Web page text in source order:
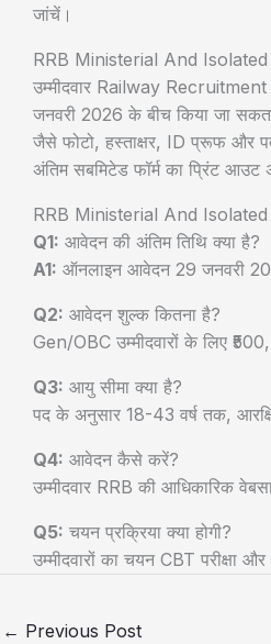
जांचें।
RRB Ministerial And
उम्मीदवार Railway
जनवरी 2026 के बीच किया जा
जैसे फोटो, हस्ताक्षर, ID प्रूफ और
अंतिम सबमिटेड फॉर्म का प्रिंट आउट
RRB Ministerial And
Q1: आवेदन की अंतिम तिथि क्या है?
A1: ऑनलाइन आवेदन 29 जनवरी
Q2: आवेदन शुल्क कितना है?
Gen/OBC उम्मीदवारों के लिए
Q3: आयु सीमा क्या है?
पद के अनुसार 18-43 वर्ष तक,
Q4: आवेदन कैसे करें?
उम्मीदवार RRB की आधिकारिक
Q5: चयन प्रक्रिया क्या होगी?
उम्मीदवारों का चयन CBT परीक्षा
← Previous Post